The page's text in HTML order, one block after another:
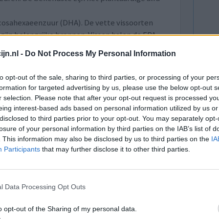
- Do Not Process My Personal Information
opt-out of the sale, sharing to third parties, or processing of your
for targeted advertising by us, please use the below opt-out
selection. Please note that after your opt-out request is processed
interest-based ads based on personal information utilized by us
to third parties prior to your opt-out. You may separately
of your personal information by third parties on the IAB’s list of
This information may also be disclosed by us to third parties on the
Participants that may further disclose it to other third parties.
Data Processing Opt Outs
opt-out of the Sharing of my personal data.
(DHA). De vette vissoorten
belangrijke bronnen. Vissen halen de EPA
direct uit algen.
leeftijd algehele tevredenheid
4 5 6 7
Effectiviteit